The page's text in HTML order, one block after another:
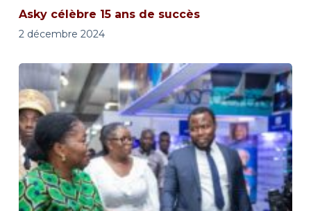
Asky célèbre 15 ans de succès
2 décembre 2024